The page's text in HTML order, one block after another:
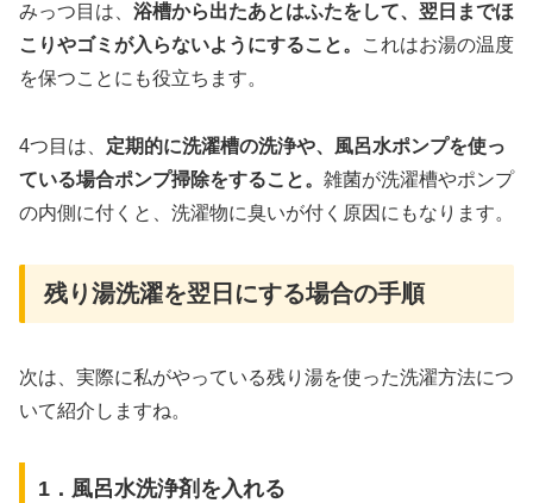
みっつ目は、 浴槽から出たあとはふたをして、翌日までほ
こりやゴミが入らないようにすること。
これはお湯の温度
を保つことにも役立ちます。
4つ目は、 定期的に洗濯槽の洗浄や、風呂水ポンプを使っ
ている場合ポンプ掃除をすること。 雑菌が洗濯槽やポンプ
の内側に付くと、洗濯物に臭いが付く原因にもなります。
残り湯洗濯を翌日にする場合の手順
次は、実際に私がやっている残り湯を使った洗濯方法につ
いて紹介しますね。
1．風呂水洗浄剤を入れる